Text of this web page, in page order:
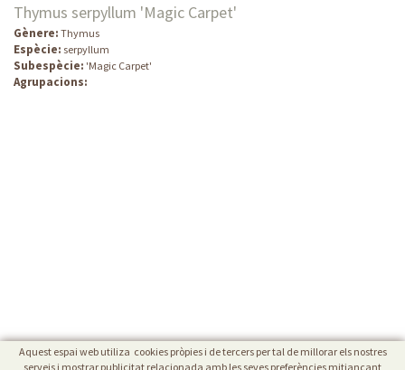
Thymus serpyllum 'Magic Carpet'
Gènere: Thymus
Espècie: serpyllum
Subespècie: 'Magic Carpet'
Agrupacions:
Aquest espai web utiliza cookies pròpies i de tercers per tal de millorar els nostres
serveis i mostrar publicitat relacionada amb les seves preferències mitjançant